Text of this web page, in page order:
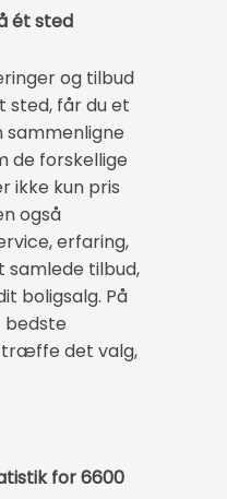
ét sted
og tilbud
sted, får du et
sammenligne
de forskellige
kun pris
også
erfaring,
samlede tilbud,
boligsalg. På
bedste
træffe det valg,
for 6600